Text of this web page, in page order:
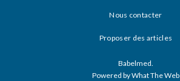
Nous contacter
Proposer des articles
Babelmed.
Powered by What The Web